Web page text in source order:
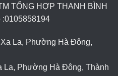
TỔNG HỢP THANH BÌNH
:0105858194
La, Phường Hà Đông,
La, Phường Hà Đông, Thành